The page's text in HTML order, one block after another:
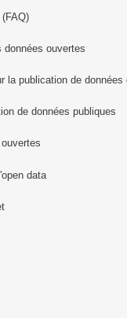
données ouvertes
la publication de données
de données publiques
data